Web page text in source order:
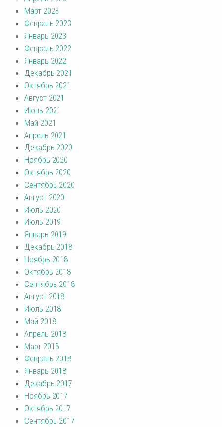
Март 2023
Февраль 2023
Январь 2023
Февраль 2022
Январь 2022
Декабрь 2021
Октябрь 2021
Август 2021
Июнь 2021
Май 2021
Апрель 2021
Декабрь 2020
Ноябрь 2020
Октябрь 2020
Сентябрь 2020
Август 2020
Июль 2020
Июль 2019
Январь 2019
Декабрь 2018
Ноябрь 2018
Октябрь 2018
Сентябрь 2018
Август 2018
Июль 2018
Май 2018
Апрель 2018
Март 2018
Февраль 2018
Январь 2018
Декабрь 2017
Ноябрь 2017
Октябрь 2017
Сентябрь 2017